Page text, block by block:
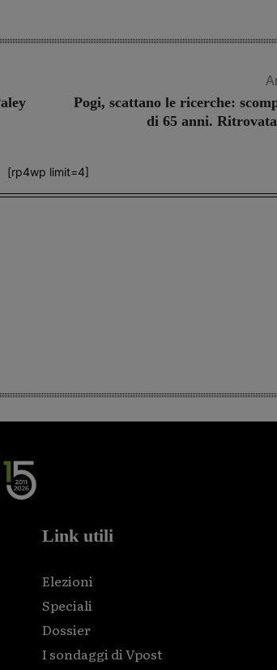
Pogi, scattano le ricerche:
di 65 anni.
[rp4wp limit=4]
Link utili
Elezioni
Speciali
Dossier
I sondaggi di Vpost